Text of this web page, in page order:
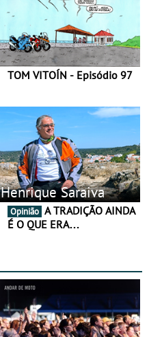
TOM VITOÍN - Episódio 97
Henrique Saraiva
Opinião
É O QUE ERA…